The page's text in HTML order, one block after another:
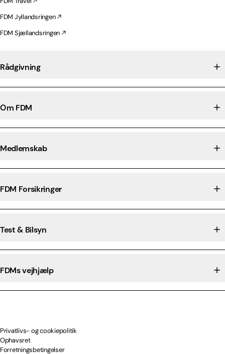
FDM Jyllandsringen
FDM Sjællandsringen
Rådgivning
Om FDM
Medlemskab
FDM Forsikringer
Test & Bilsyn
FDMs vejhjælp
Privatlivs- og cookiepolitik
Ophavsret
Forretningsbetingelser